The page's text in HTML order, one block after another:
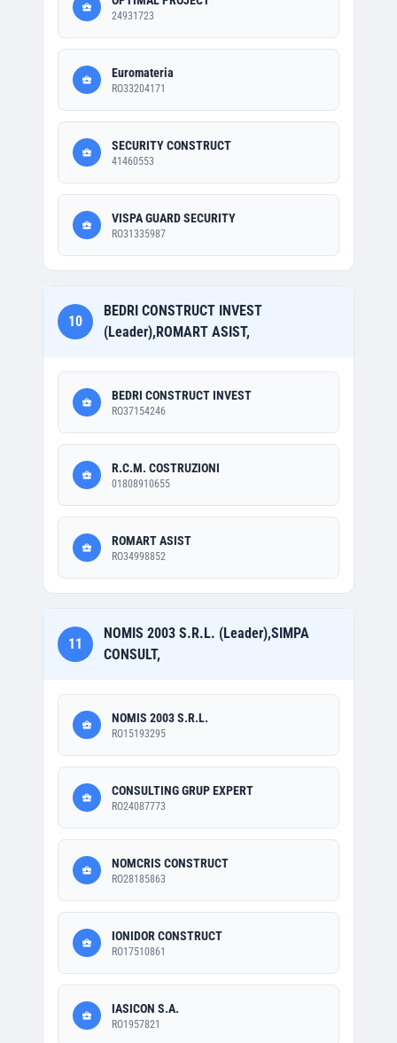
24931723
Euromateria
RO33204171
SECURITY CONSTRUCT
41460553
VISPA GUARD SECURITY
RO31335987
10
BEDRI CONSTRUCT INVEST
(Leader),ROMART ASIST,
BEDRI CONSTRUCT INVEST
RO37154246
R.C.M. COSTRUZIONI
01808910655
ROMART ASIST
RO34998852
11
NOMIS 2003 S.R.L. (Leader),SIMPA
CONSULT,
NOMIS 2003 S.R.L.
RO15193295
CONSULTING GRUP EXPERT
RO24087773
NOMCRIS CONSTRUCT
RO28185863
IONIDOR CONSTRUCT
RO17510861
IASICON S.A.
RO1957821